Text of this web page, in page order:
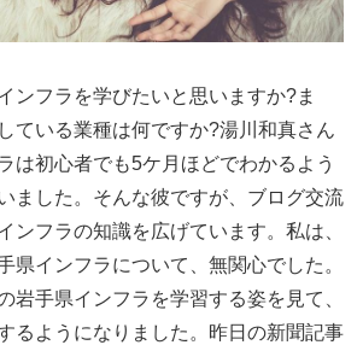
ンフラを学びたいと思いますか?ま
ている業種は何ですか?湯川和真さん
は初心者でも5ケ月ほどでわかるよう
ました。そんな彼ですが、ブログ交流
ンフラの知識を広げています。私は、
県インフラについて、無関心でした。
岩手県インフラを学習する姿を見て、
るようになりました。昨日の新聞記事